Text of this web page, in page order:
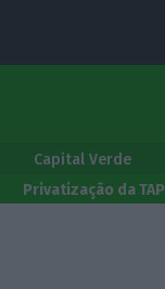
Capital Verde
Privatização da TAP